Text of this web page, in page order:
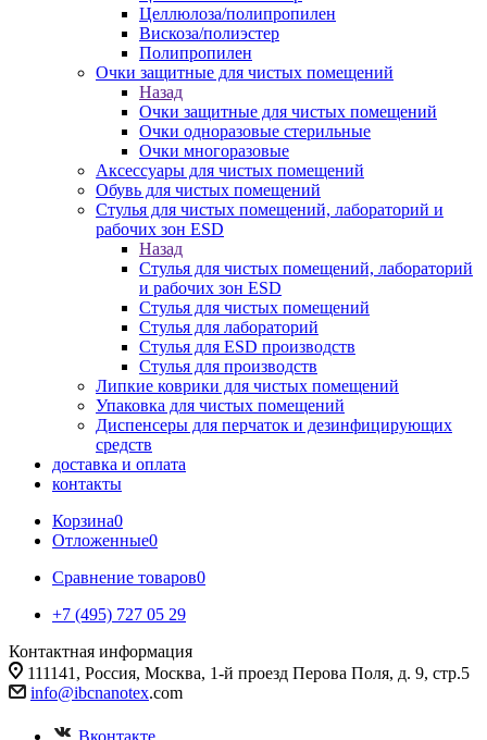
Целлюлоза/полипропилен
Вискоза/полиэстер
Полипропилен
Очки защитные для чистых помещений
Назад
Очки защитные для чистых помещений
Очки одноразовые стерильные
Очки многоразовые
Аксессуары для чистых помещений
Обувь для чистых помещений
Стулья для чистых помещений, лабораторий и
рабочих зон ESD
Назад
Стулья для чистых помещений, лабораторий
и рабочих зон ESD
Стулья для чистых помещений
Стулья для лабораторий
Стулья для ESD производств
Стулья для производств
Липкие коврики для чистых помещений
Упаковка для чистых помещений
Диспенсеры для перчаток и дезинфицирующих
средств
доставка и оплата
контакты
Корзина0
Отложенные0
Сравнение товаров0
+7 (495) 727 05 29
Контактная информация
111141, Россия, Москва, 1-й проезд Перова Поля, д. 9, стр.5
info@ibcnanotex.com
Вконтакте